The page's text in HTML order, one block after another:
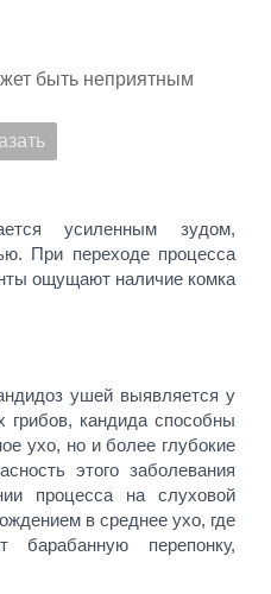
быть неприятным
усиленным зудом,
При переходе процесса
ощущают наличие комка
ушей выявляется у
грибов, кандида способны
ухо, но и более глубокие
этого заболевания
процесса на слуховой
в среднее ухо, где
барабанную перепонку,